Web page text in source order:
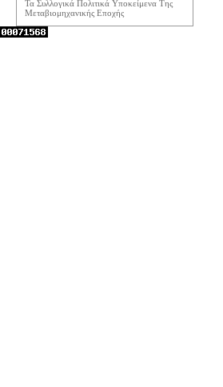
Τα Συλλογικά Πολιτικά Υποκείμενα Της
Μεταβιομηχανικής Εποχής